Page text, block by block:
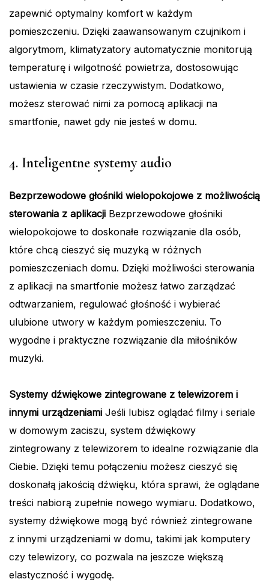
zapewnić optymalny komfort w każdym
pomieszczeniu. Dzięki zaawansowanym czujnikom i
algorytmom, klimatyzatory automatycznie monitorują
temperaturę i wilgotność powietrza, dostosowując
ustawienia w czasie rzeczywistym. Dodatkowo,
możesz sterować nimi za pomocą aplikacji na
smartfonie, nawet gdy nie jesteś w domu.
4. Inteligentne systemy audio
Bezprzewodowe głośniki wielopokojowe z możliwością
sterowania z aplikacji Bezprzewodowe głośniki
wielopokojowe to doskonałe rozwiązanie dla osób,
które chcą cieszyć się muzyką w różnych
pomieszczeniach domu. Dzięki możliwości sterowania
z aplikacji na smartfonie możesz łatwo zarządzać
odtwarzaniem, regulować głośność i wybierać
ulubione utwory w każdym pomieszczeniu. To
wygodne i praktyczne rozwiązanie dla miłośników
muzyki.
Systemy dźwiękowe zintegrowane z telewizorem i
innymi urządzeniami Jeśli lubisz oglądać filmy i seriale
w domowym zaciszu, system dźwiękowy
zintegrowany z telewizorem to idealne rozwiązanie dla
Ciebie. Dzięki temu połączeniu możesz cieszyć się
doskonałą jakością dźwięku, która sprawi, że oglądane
treści nabiorą zupełnie nowego wymiaru. Dodatkowo,
systemy dźwiękowe mogą być również zintegrowane
z innymi urządzeniami w domu, takimi jak komputery
czy telewizory, co pozwala na jeszcze większą
elastyczność i wygodę.